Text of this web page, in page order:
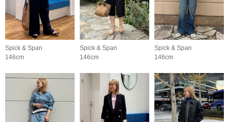
Spick & Span
146cm
Spick & Span
146cm
Spick & Span
146cm